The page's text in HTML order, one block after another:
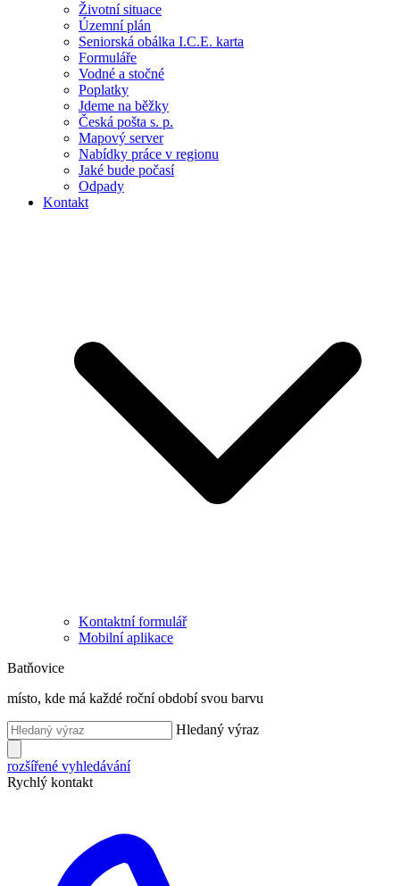
Životní situace
Územní plán
Seniorská obálka I.C.E. karta
Formuláře
Vodné a stočné
Poplatky
Jdeme na běžky
Česká pošta s. p.
Mapový server
Nabídky práce v regionu
Jaké bude počasí
Odpady
Kontakt
Kontaktní formulář
Mobilní aplikace
Batňovice
místo, kde má každé roční období svou barvu
Hledaný výraz
rozšířené vyhledávání
Rychlý kontakt